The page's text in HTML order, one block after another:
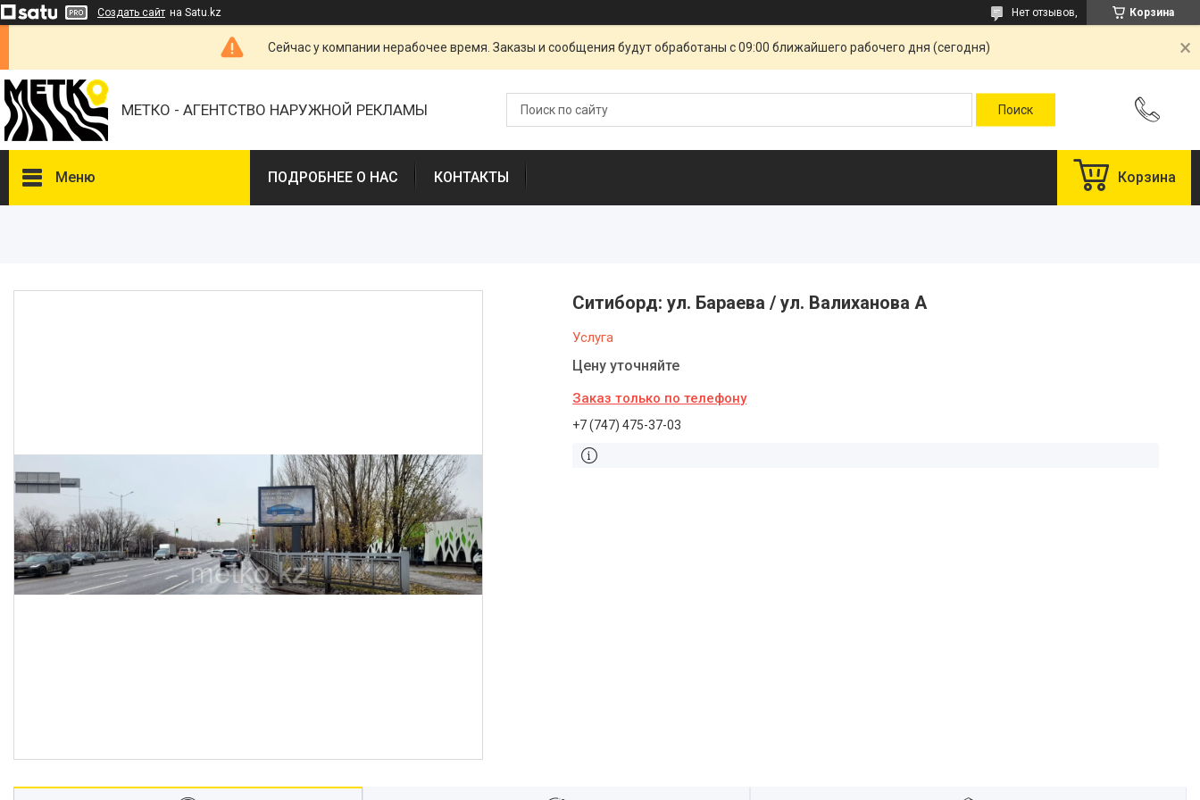
Создать сайт на Satu.kz Корзина
Нет отзывов,
Сейчас у компании нерабочее время. Заказы и сообщения будут обработаны с 09:00 ближайшего рабочего дня (сегодня)
МЕТКО - АГЕНТСТВО НАРУЖНОЙ РЕКЛАМЫ
Меню ПОДРОБНЕЕ О НАС КОНТАКТЫ Корзина
Ситиборд: ул. Бараева / ул. Валиханова А
Услуга
Цену уточняйте
Заказ только по телефону
+7 (747) 475-37-03